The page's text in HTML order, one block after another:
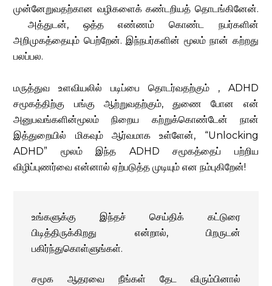
முன்னேறுவதற்கான வழிகளைக் கண்டறியத் தொடங்கினேன்.
அத்துடன், ஒத்த எண்ணம் கொண்ட நபர்களின்
அறிமுகத்தையும் பெற்றேன். இந்நபர்களின் மூலம் நான் கற்றது
பலப்பல.
மருத்துவ உளவியலில் படிப்பை தொடர்வதற்கும் , ADHD
சமூகத்திற்கு பங்கு ஆற்றுவதற்கும், துணை போன என்
அனுபவங்களின்மூலம் நிறைய கற்றுக்கொண்டேன் நான்
இத்துறையில் மிகவும் ஆர்வமாக உள்ளேன், “Unlocking
ADHD” மூலம் இந்த ADHD சமூகத்தைப் பற்றிய
விழிப்புணர்வை என்னால் ஏற்படுத்த முடியும் என நம்புகிறேன்!
உங்களுக்கு இந்தச் செய்திக் கட்டுரை
பிடித்திருக்கிறது என்றால், பிறருடன்
பகிர்ந்துகொள்ளுங்கள்.
சமூக ஆதரவை நீங்கள் தேட விரும்பினால்